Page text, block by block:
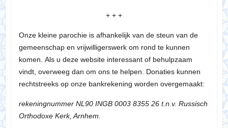
+ + +
Onze kleine parochie is afhankelijk van de steun van de
gemeenschap en vrijwilligerswerk om rond te kunnen
komen. Als u deze website interessant of behulpzaam
vindt, overweeg dan om ons te helpen. Donaties kunnen
rechtstreeks op onze bankrekening worden overgemaakt:
rekeningnummer NL90 INGB 0003 8355 26 t.n.v. Russisch
Orthodoxe Kerk, Arnhem.